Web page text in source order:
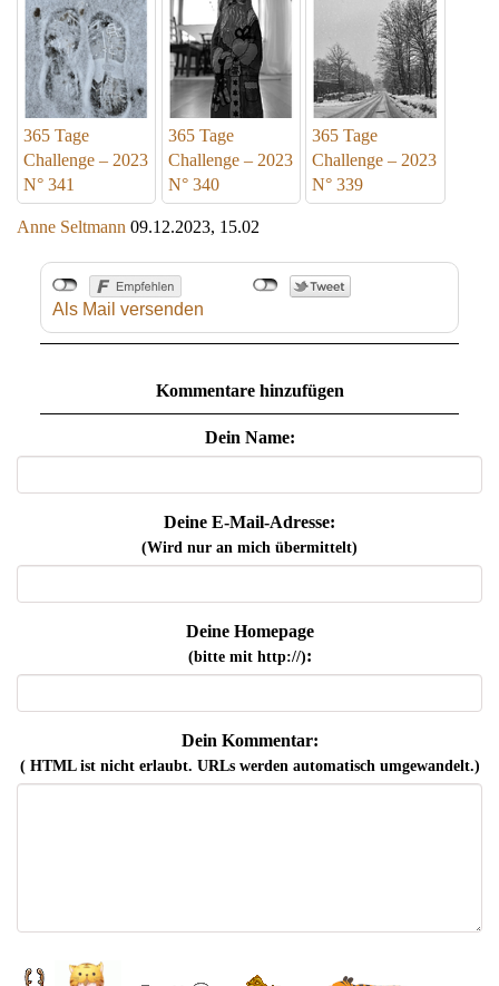
365 Tage
Challenge – 2023
N° 341
365 Tage
Challenge – 2023
N° 340
365 Tage
Challenge – 2023
N° 339
Anne Seltmann 09.12.2023, 15.02
Als Mail versenden
Kommentare hinzufügen
Dein Name:
Deine E-Mail-Adresse:
(Wird nur an mich übermittelt)
Deine Homepage
(bitte mit http://):
Dein Kommentar:
( HTML ist nichterlaubt. URLs werden automatisch umgewandelt.)